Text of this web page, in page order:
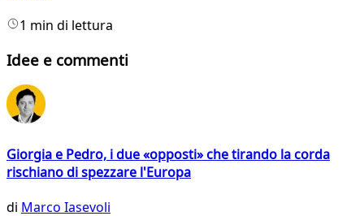
1 min di lettura
Idee e commenti
Giorgia e Pedro, i due «opposti» che tirando la corda
rischiano di spezzare l'Europa
di Marco Iasevoli